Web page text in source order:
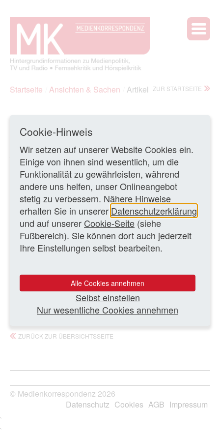
Startseite Ansichten & Sachen Artikel ZUR STARTSEITE
„taz“ (Ausgabe vom 17./18.10.15) zum bevorstehenden
Ende seiner dreijährigen Amtszeit als ARD-Vorsitzender
wurde NDR-Intendant Lutz Marmor auch gefragt: „Haben
Sie kein Netflix-Abo?“ Marmors Antwort:
«Nein. Ich hab wenig Zeit, komme meistens erst spät
nach Hause, schaue so viele Dinge aus dem eigenen
Sender. Aber ich habe auch kein Sky-Abo. Zu Hause
sehe ich lieber über digitales Kabel fern, und wenn ich
die Sendervielfalt betrachte und dann höre, dass ...
Ganzen Artikel lesen
22.10.2015 – MK
ZURÜCK ZUR ÜBERSICHTSSEITE
© Medienkorrespondenz 2026
Datenschutz Cookies AGB Impressum
`
Cookie-Hinweis
Wir setzen auf unserer Website Cookies ein.
Einige von ihnen sind wesentlich, um die
Funktionalität zu gewährleisten, während
andere uns helfen, unser Onlineangebot
stetig zu verbessern. Nähere Hinweise
erhalten Sie in unserer Datenschutzerklärung
und auf unserer Cookie-Seite (siehe
Fußbereich). Sie können dort auch jederzeit
Ihre Einstellungen selbst bearbeiten.
Alle Cookies annehmen
Selbst einstellen
Nur wesentliche Cookies annehmen
`